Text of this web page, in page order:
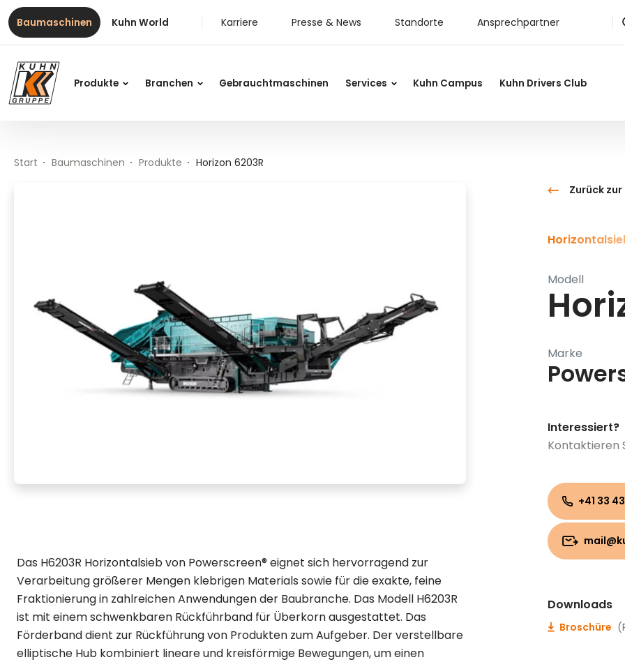
Inhalt
Inhaltsverzeichnis
Hauptnavigation
Table Of Content
Horizon 6203R
Baumaschinen Kuhn World Karriere Presse & News Standorte Ansprechpartner
Produkte Branchen Gebrauchtmaschinen Services Kuhn Campus Kuhn Drivers Club
Start Baumaschinen Produkte Horizon 6203R
Das H6203R Horizontalsieb von Powerscreen® eignet sich hervorragend zur
Verarbeitung größerer Mengen klebrigen Materials sowie für die exakte, feine
Fraktionierung in zahlreichen Anwendungen der Baubranche. Das Modell H6203R
ist mit einem schwenkbaren Rückführband für Überkorn ausgestattet. Das
Förderband dient zur Rückführung von Produkten zum Aufgeber. Der verstellbare
elliptische Hub kombiniert lineare und kreisförmige Bewegungen, um einen
Zurück
Modell
Marke
Interessiert?
Kontaktieren
+41 33
Downloads
Broschüre